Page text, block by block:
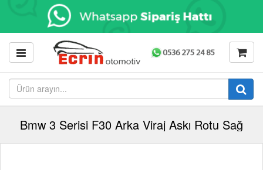
Bmw 3 Serisi F30 Arka Viraj Askı Rotu Sağ